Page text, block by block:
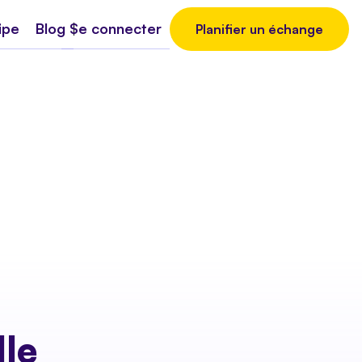
Blog Se connecter Planifier un échange